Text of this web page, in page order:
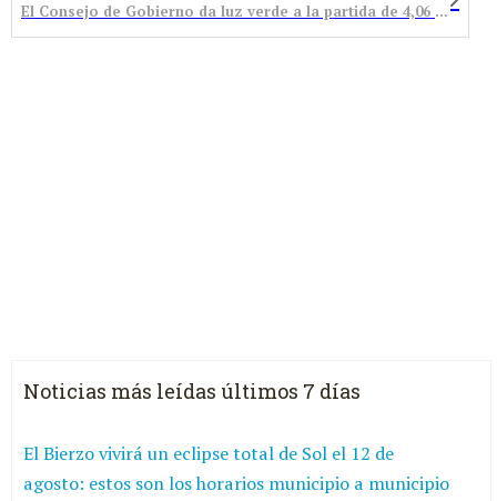
El Consejo de Gobierno da luz verde a la partida de 4,06 millones para el nuevo centro de salud
Noticias más leídas últimos 7 días
El Bierzo vivirá un eclipse total de Sol el 12 de
agosto: estos son los horarios municipio a municipio